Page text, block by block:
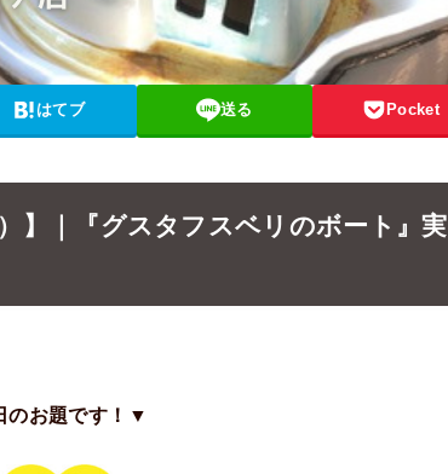
はてブ 送る Pocket
】｜『グスタフスベリのボート』実
お題です！▼